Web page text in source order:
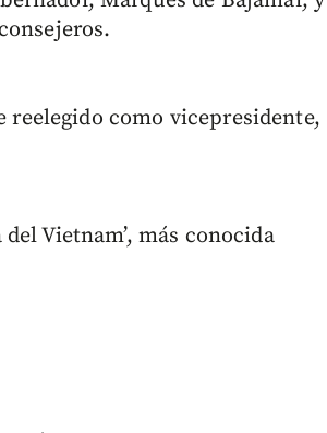
reelegido como vicepresidente,
Vietnam’, más conocida